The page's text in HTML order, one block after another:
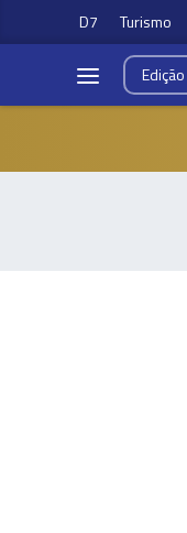
D7 Turismo
Edição